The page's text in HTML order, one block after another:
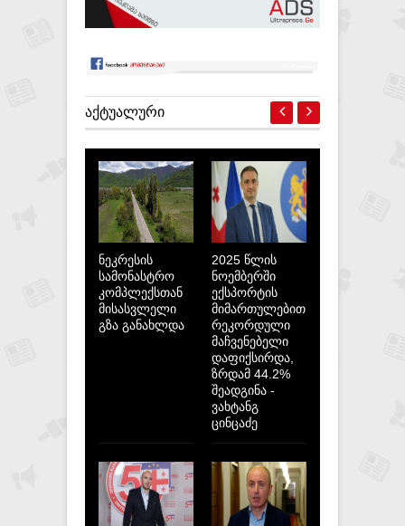
ᲐᲥᲢᲣᲐᲚᲣᲠᲘ
ნეკრესის
სამონასტრო
კომპლექსთან
მისასვლელი
გზა განახლდა
2025 წლის
ნოემბერში
ექსპორტის
მიმართულებით
რეკორდული
მაჩვენებელი
დაფიქსირდა,
ზრდამ 44.2%
შეადგინა -
ვახტანგ
ცინცაძე